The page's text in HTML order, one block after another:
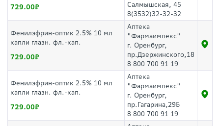
729.00
Салмышская, 45
8(3532)32-32-32
Фенилэфрин-оптик 2.5% 10 мл
капли глазн. фл.-кап.
729.00
Аптека
"Фармаимпекс"
г. Оренбург,
пр.Дзержинского,18
8 800 700 91 19
Фенилэфрин-оптик 2.5% 10 мл
капли глазн. фл.-кап.
729.00
Аптека
"Фармаимпекс"
г. Оренбург,
пр.Гагарина,29Б
8 800 700 91 19